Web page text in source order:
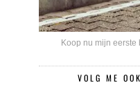
Koop nu mijn eerste
VOLG ME